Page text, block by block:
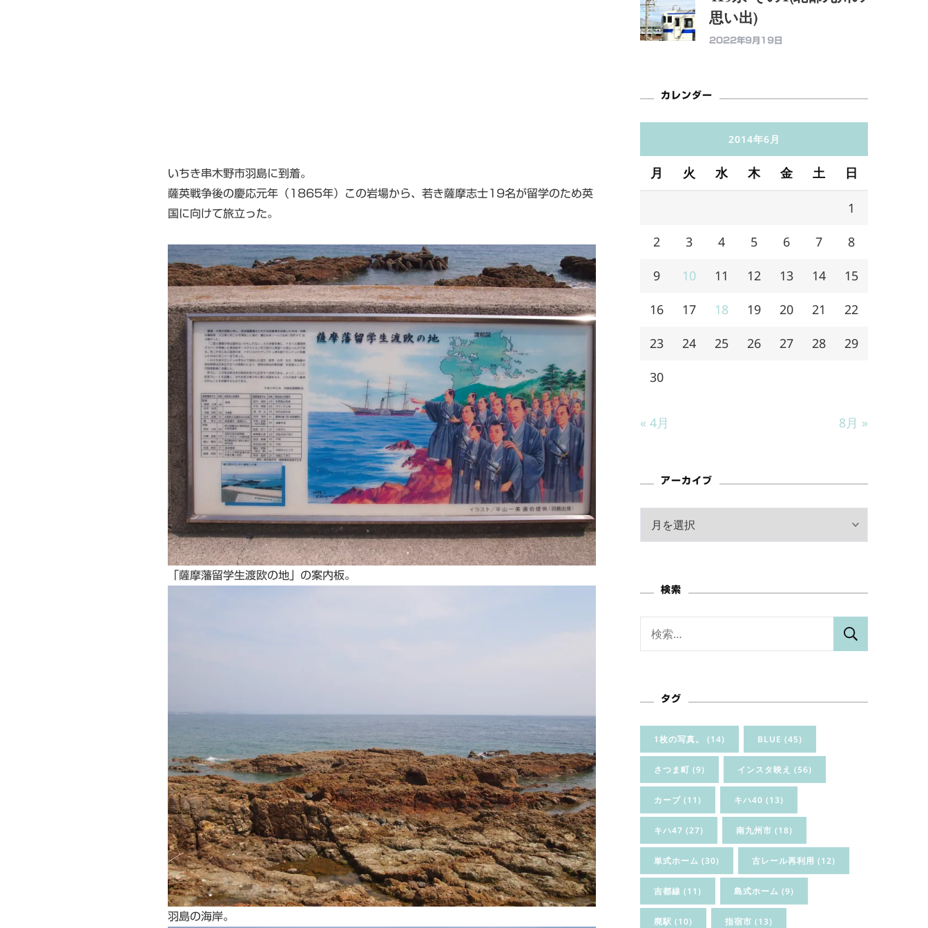
いちき串木野市羽島に到着。
薩英戦争後の慶応元年（1865年）この岩場から、若き薩摩志士19名が留学のため英
国に向けて旅立った。
「薩摩藩留学生渡欧の地」の案内板。
羽島の海岸。
思い出)
2022年9月19日
カレンダー
2014年6月
月 火 水 木 金 土 日
1
2 3 4 5 6 7 8
9 10 11 12 13 14 15
16 17 18 19 20 21 22
23 24 25 26 27 28 29
30
« 4月 8月 »
アーカイブ
ブ
検索
タグ
1枚の写真。 (14) BLUE (45)
さつま町 (9) インスタ映え (56)
カーブ (11) キハ40 (13)
キハ47 (27) 南九州市 (18)
単式ホーム (30) 古レール再利用 (12)
吉都線 (11) 島式ホーム (9)
廃駅 (10) 指宿市 (13)